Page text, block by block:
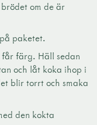
om de är
paketet.
färg. Häll sedan
och låt koka ihop i
blir torrt och smaka
den kokta